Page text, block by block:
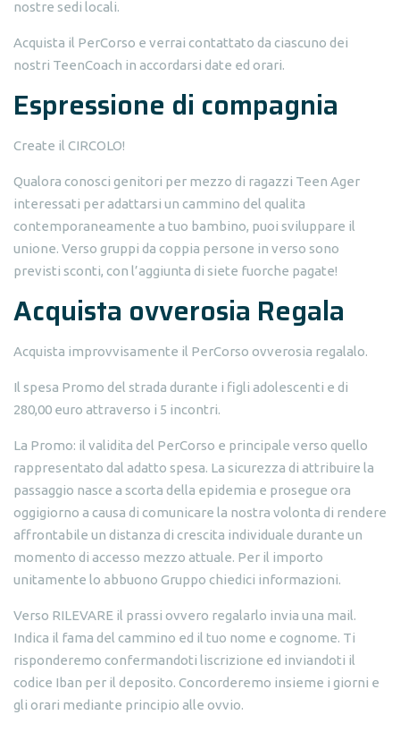
nostre sedi locali.
Acquista il PerCorso e verrai contattato da ciascuno dei
nostri TeenCoach in accordarsi date ed orari.
Espressione di compagnia
Create il CIRCOLO!
Qualora conosci genitori per mezzo di ragazzi Teen Ager
interessati per adattarsi un cammino del qualita
contemporaneamente a tuo bambino, puoi sviluppare il
unione. Verso gruppi da coppia persone in verso sono
previsti sconti, con l’aggiunta di siete fuorche pagate!
Acquista ovverosia Regala
Acquista improvvisamente il PerCorso ovverosia regalalo.
Il spesa Promo del strada durante i figli adolescenti e di
280,00 euro attraverso i 5 incontri.
La Promo: il validita del PerCorso e principale verso quello
rappresentato dal adatto spesa. La sicurezza di attribuire la
passaggio nasce a scorta della epidemia e prosegue ora
oggigiorno a causa di comunicare la nostra volonta di rendere
affrontabile un distanza di crescita individuale durante un
momento di accesso mezzo attuale. Per il importo
unitamente lo abbuono Gruppo chiedici informazioni.
Verso RILEVARE il prassi ovvero regalarlo invia una mail.
Indica il fama del cammino ed il tuo nome e cognome. Ti
risponderemo confermandoti liscrizione ed inviandoti il
codice Iban per il deposito. Concorderemo insieme i giorni e
gli orari mediante principio alle ovvio.